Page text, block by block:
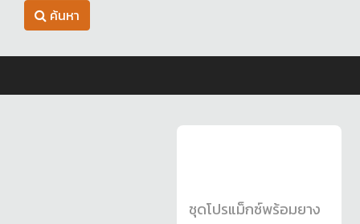
ค้นหา
ชุดโปรแม็กซ์พร้อมยาง